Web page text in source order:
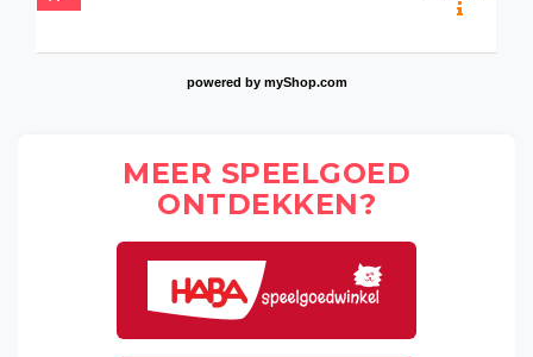
powered by myShop.com
MEER SPEELGOED
ONTDEKKEN?